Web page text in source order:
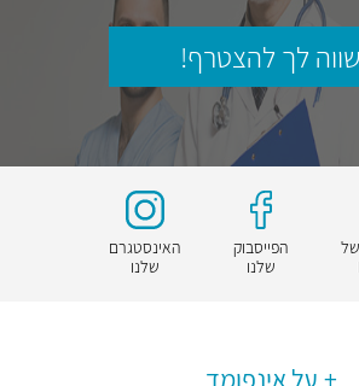
שווה לך להצטרף!
של
הפייסבוק
שלנו
האינסטגרם
שלנו
על אינפומד